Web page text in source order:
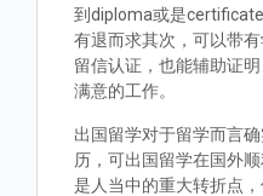
到diploma或是
有退而求其次，可以带
留信认证，也能辅助证
满意的工作。
出国留学对于留学而言
历，可出国留学在国外
是人当中的重大转折点